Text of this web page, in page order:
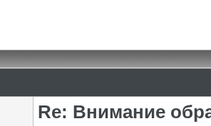
Re: Внимание